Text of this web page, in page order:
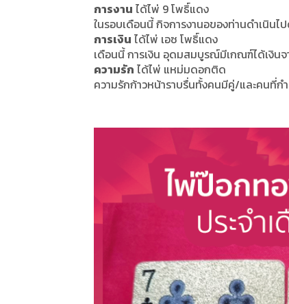
การงาน ได้ไพ่ 9 โพธิ์แดง
ในรอบเดือนนี้ กิจการงานอของท่านดำเนิน
การเงิน ได้ไพ่ เอซ โพธิ์แดง
เดือนนี้ การเงิน อุดมสมบูรณ์มีเกณฑ์ได้เงิน
ความรัก ได้ไพ่ แหม่มดอกติด
ความรักก้าวหน้าราบรื่นทั้งคนมีคู่/และคนที่ก